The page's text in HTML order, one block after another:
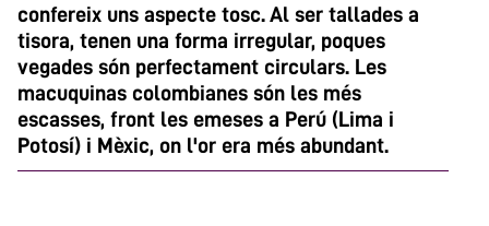
confereix uns aspecte tosc. Al ser tallades a
tisora, tenen una forma irregular, poques
vegades són perfectament circulars. Les
macuquinas colombianes són les més
escasses, front les emeses a Perú (Lima i
Potosí) i Mèxic, on l'or era més abundant.